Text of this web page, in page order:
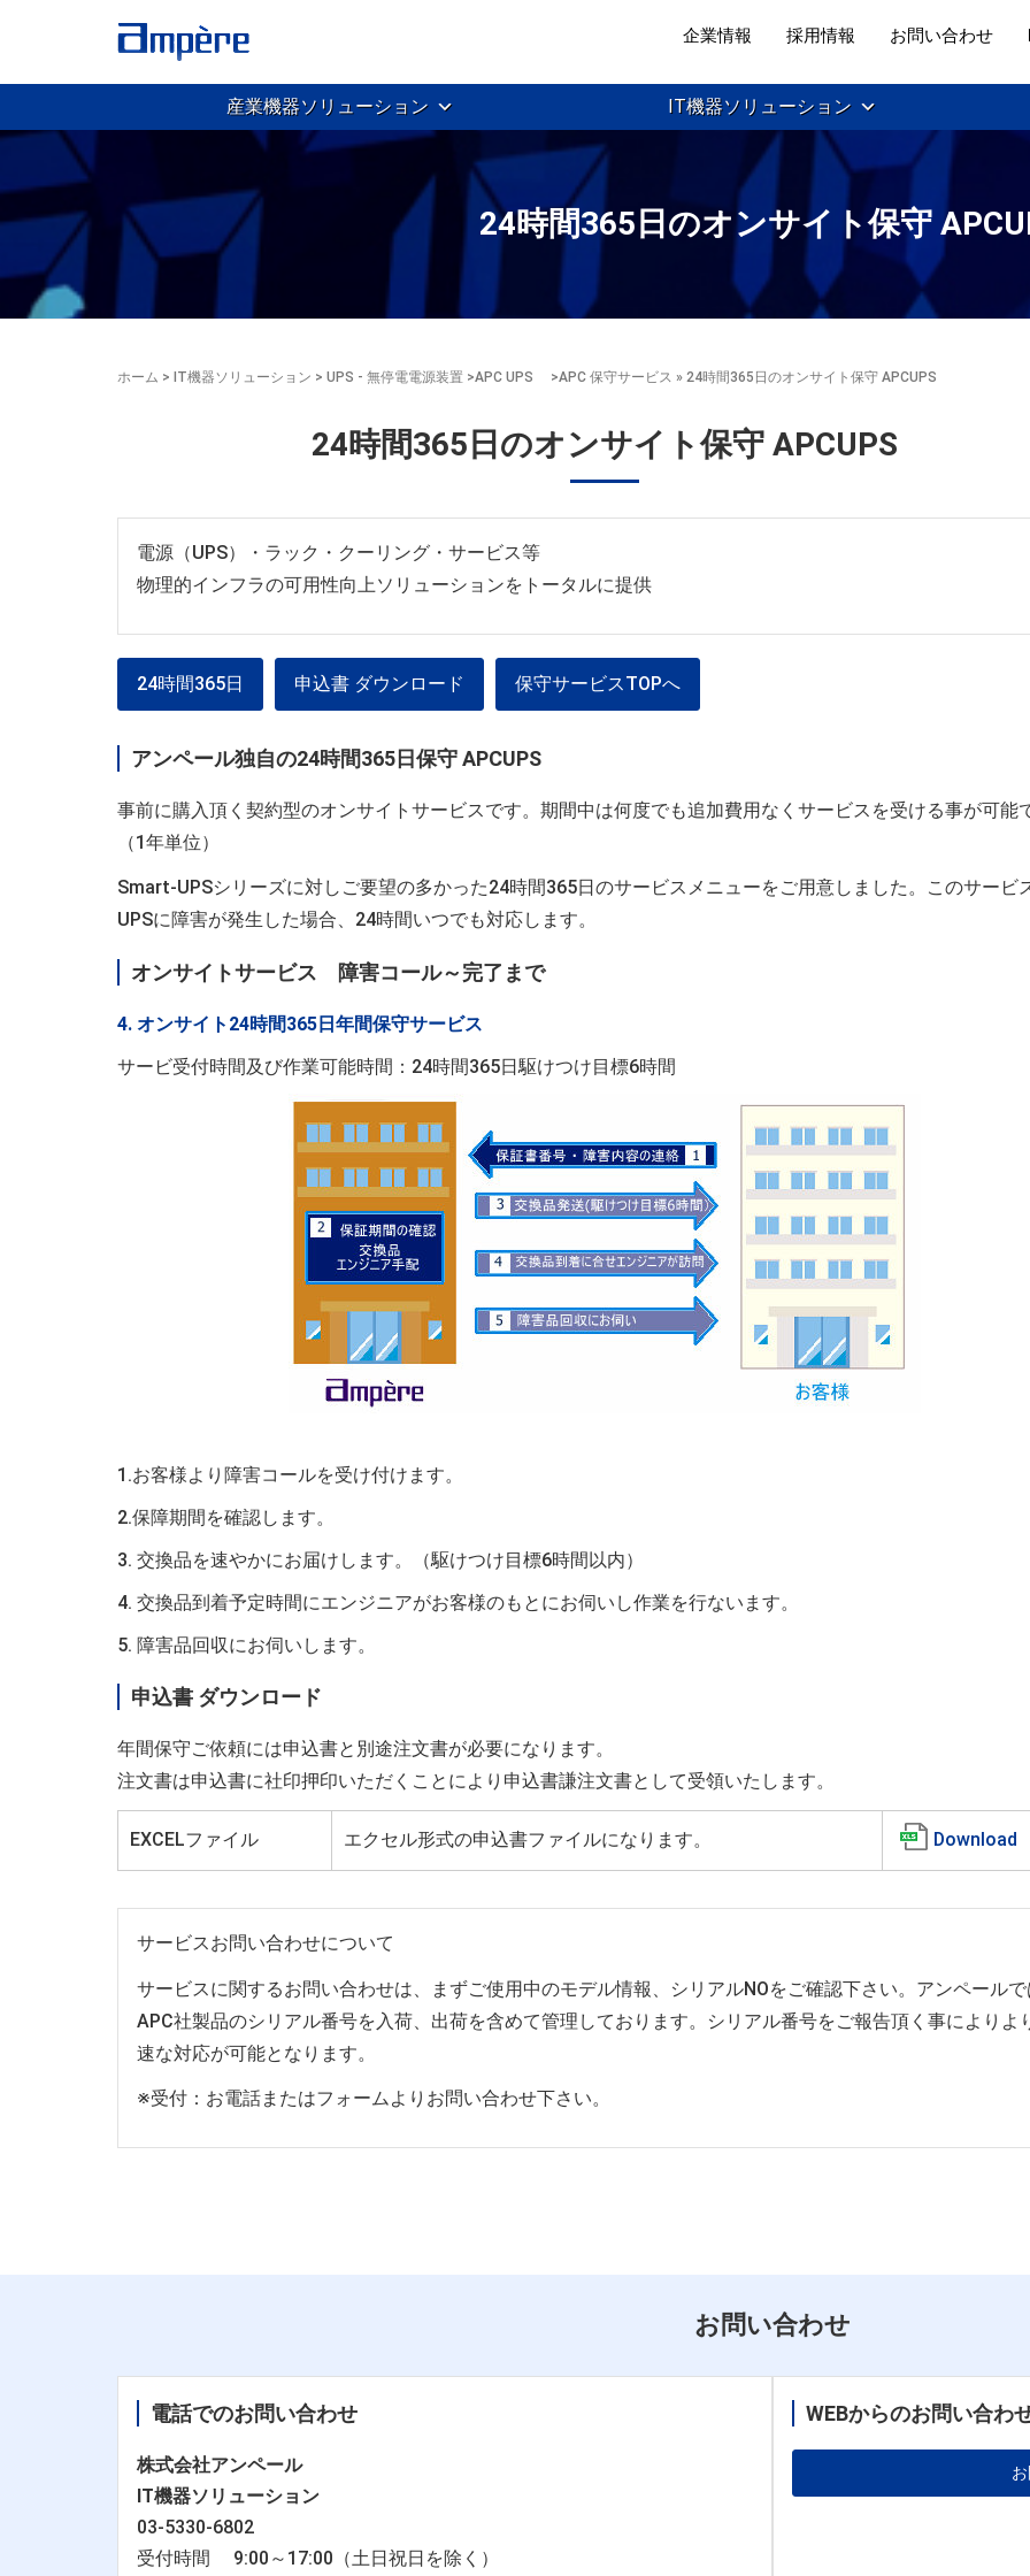
企業情報 採用情報 お問い合わせ
産業機器ソリューション IT機器ソリューション
24時間365日のオンサイト保守
ホーム > IT機器ソリューション > UPS - 無停電電源装置 >APC UPS >APC 保守サービス » 24時間365日のオンサイト保守 APCUPS
24時間365日のオンサイト保守 APCUPS
電源（UPS）・ラック・クーリング・サービス等
物理的インフラの可用性向上ソリューションをトータルに提供
24時間365日 申込書 ダウンロード 保守サービスTOPへ
アンペール独自の24時間365日保守 APCUPS
事前に購入頂く契約型のオンサイトサービスです。期間中は何度でも追加費用なくサービスを受ける事が可能
（1年単位）
Smart-UPSシリーズに対しご要望の多かった24時間365日のサービスメニューをご用意しました。このサービ
UPSに障害が発生した場合、24時間いつでも対応します。
オンサイトサービス 障害コール～完了まで
4. オンサイト24時間365日年間保守サービス
サービ受付時間及び作業可能時間：24時間365日駆けつけ目標6時間
1.お客様より障害コールを受け付けます。
2.保障期間を確認します。
3. 交換品を速やかにお届けします。（駆けつけ目標6時間以内）
4. 交換品到着予定時間にエンジニアがお客様のもとにお伺いし作業を行ないます。
5. 障害品回収にお伺いします。
申込書 ダウンロード
年間保守ご依頼には申込書と別途注文書が必要になります。
注文書は申込書に社印押印いただくことにより申込書謙注文書として受領いたします。
EXCELファイル エクセル形式の申込書ファイルになります。 Download
サービスお問い合わせについて
サービスに関するお問い合わせは、まずご使用中のモデル情報、シリアルNOをご確認下さい。アンペール
APC社製品のシリアル番号を入荷、出荷を含めて管理しております。シリアル番号をご報告頂く事によりよ
速な対応が可能となります。
※受付：お電話またはフォームよりお問い合わせ下さい。
お問い合わせ
電話でのお問い合わせ
株式会社アンペール
IT機器ソリューション
03-5330-6802
受付時間 9:00～17:00（土日祝日を除く）
WEBからのお問い合わ